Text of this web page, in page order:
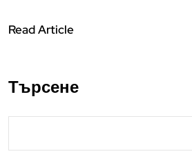
Read Article
Търсене